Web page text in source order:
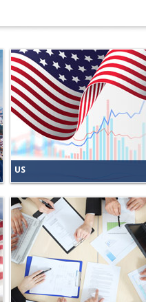
US
consectetur adipisicing elit, sed do
eiusmod tempor incididunt ut
dolore magna aliqua. Ut enim ad
minim venia laboris nisi ut aliquip
commodo consequat.